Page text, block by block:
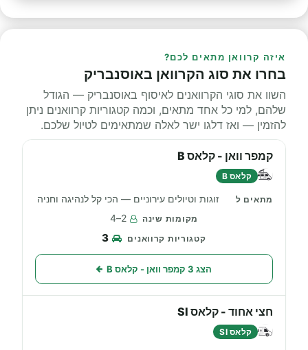
איזה קרוואן מתאים לכם?
בחרו את סוג הקרוואן באוסנבריק
השוו את סוגי הקרוואנים לאיסוף באוסנבריק — הגודל
שלהם, למי כל אחד מתאים, וכמה קטגוריות קרוואנים ניתן
להזמין — ואז דלגו ישר לאלה שמתאימים לטיול שלכם.
קמפר וואן - קלאס B
קלאס B
זוגות וטיולים עירוניים — הכי קל לנהיגה וחניה
2–4
3
הצג 3 קמפר וואן - קלאס B
חצי אחוד - קלאס SI
קלאס SI